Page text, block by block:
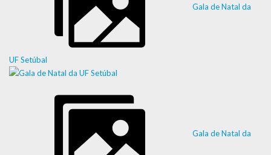
Gala de Natal da
UF Setúbal
Gala de Natal da